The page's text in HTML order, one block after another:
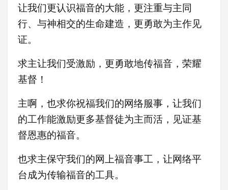
让我们更认识福音的大能，更注重与主同
行、与神相交的生命建造，更勇敢为主作见
证。
求主让我们受激励，更勇敢地传福音，荣耀
基督！
主啊，也求你祝福我们的网络服事，让我们
的工作能激励更多基督徒为主而活，见证基
督恩惠的福音。
也求主保守我们的网上福音事工，让网络平
台成为传输福音的工具。